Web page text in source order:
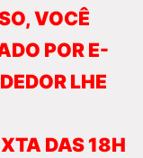
VOCÊ
POR E-
LHE
DAS 18H